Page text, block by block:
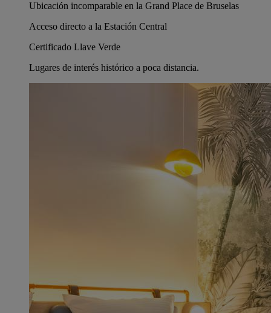
Ubicación incomparable en la Grand Place de Bruselas
Acceso directo a la Estación Central
Certificado Llave Verde
Lugares de interés histórico a poca distancia.